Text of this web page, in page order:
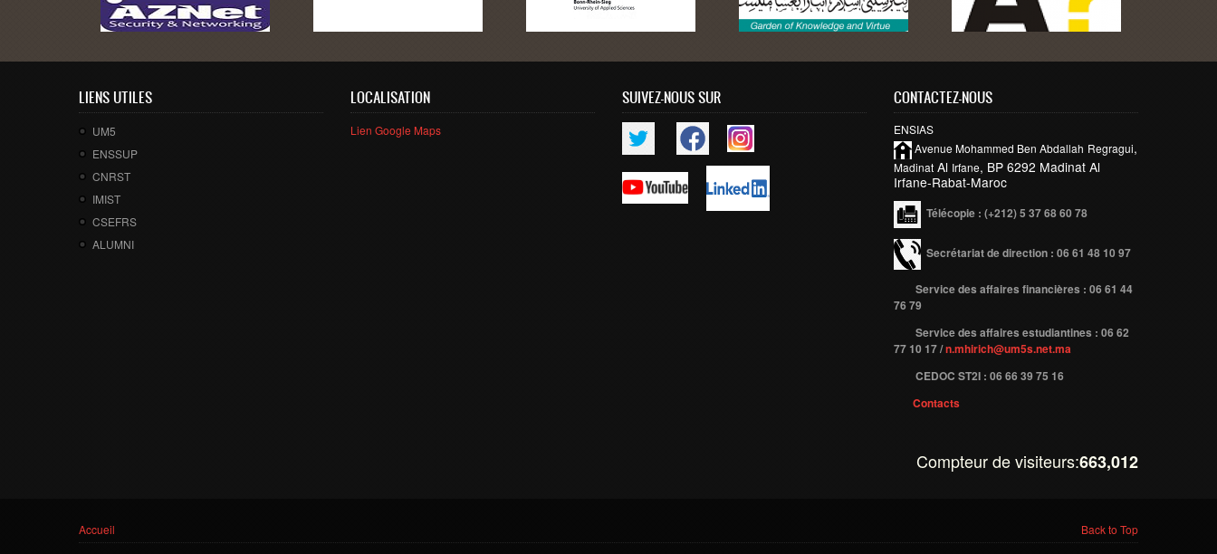
LIENS UTILES
UM5
ENSSUP
CNRST
IMIST
CSEFRS
ALUMNI
LOCALISATION
Lien Google Maps
SUIVEZ-NOUS SUR CONTACTEZ-NOUS
ENSIAS
Avenue Mohammed Ben Abdallah Regragui,
Madinat Al Irfane, BP 6292 Madinat Al
Irfane-Rabat-Maroc
Télécopie : (+212) 5 37 68 60 78
Secrétariat de direction : 06 61 48 10 97
Service des affaires financières : 06 61 44
76 79
Service des affaires estudiantines : 06 62
77 10 17 /n.mhirich@um5s.net.ma
CEDOC ST2I : 06 66 39 75 16
Contacts
Compteur de visiteurs:663,012
Vous êtes ici
Accueil Back to Top